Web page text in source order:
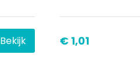
Bekijk € 1,01